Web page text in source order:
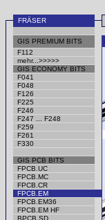
FRÄSER
GIS PREMIUM BITS
F112
mehr...>>>>>
GIS ECONOMY BITS
F041
F048
F126
F225
F246
F247 ... F248
F259
F261
F330
GIS PCB BITS
FPCB.UC
FPCB.MC
FPCB.CR
FPCB.EM
FPCB.EM36
FPCB.EM HF
BPCB.SD